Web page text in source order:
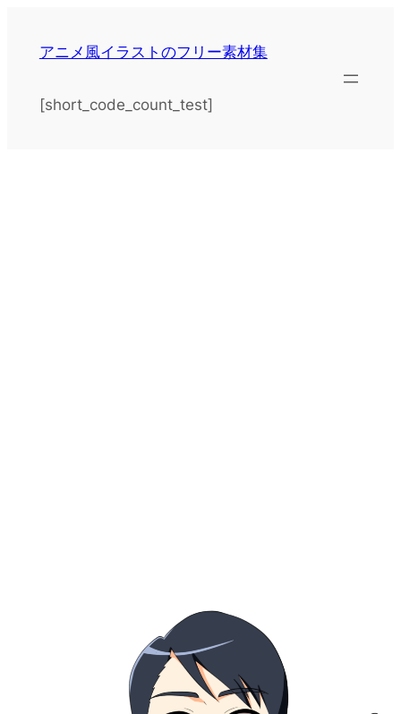
アニメ風イラストのフリー素材集
[short_code_count_test]